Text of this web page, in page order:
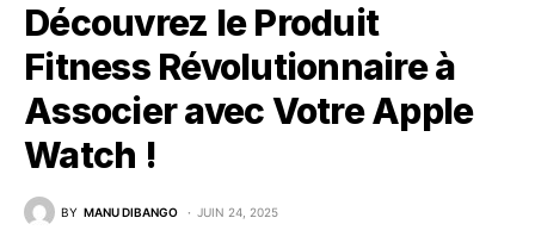
Découvrez le Produit
Fitness Révolutionnaire à
Associer avec Votre Apple
Watch !
BY MANU DIBANGO JUIN 24, 2025